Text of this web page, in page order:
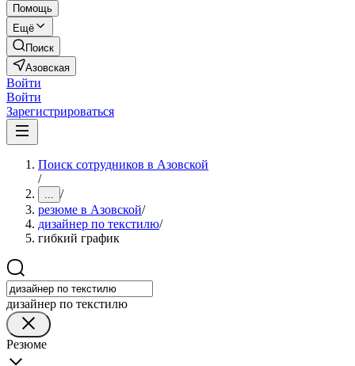
Помощь
Ещё
Поиск
Азовская
Войти
Войти
Зарегистрироваться
Поиск сотрудников в Азовской
/
... /
резюме в Азовской/
дизайнер по текстилю/
гибкий график
дизайнер по текстилю
Резюме